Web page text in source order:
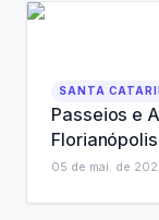
SANTA
Passeios e
Florianópolis
05 de mai. de